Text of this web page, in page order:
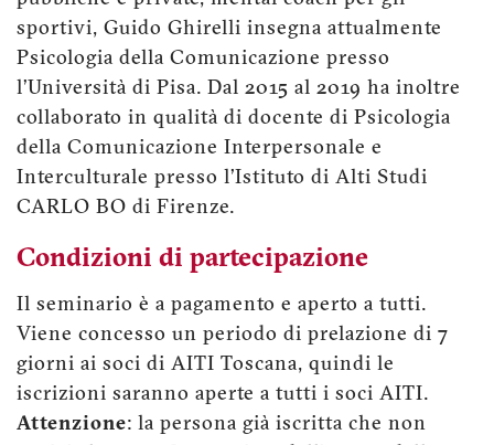
sportivi, Guido Ghirelli insegna attualmente
Psicologia della Comunicazione presso
l’Università di Pisa. Dal 2015 al 2019 ha inoltre
collaborato in qualità di docente di Psicologia
della Comunicazione Interpersonale e
Interculturale presso l’Istituto di Alti Studi
CARLO BO di Firenze.
Condizioni di partecipazione
Il seminario è a pagamento e aperto a tutti.
Viene concesso un periodo di prelazione di 7
giorni ai soci di AITI Toscana, quindi le
iscrizioni saranno aperte a tutti i soci AITI.
Attenzione: la persona già iscritta che non